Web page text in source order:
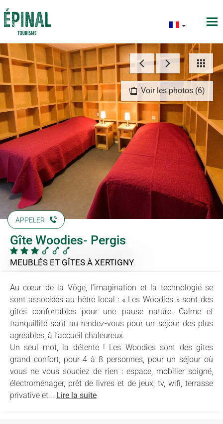
Voir les photos (6)
APPELER
Gîte Woodies- Pergis
MEUBLÉS ET GÎTES À XERTIGNY
Au cœur de la Vôge, l’imagination et la technologie se
sont associées au hêtre local : « Les Woodies » sont des
gîtes confortables pour une pause nature. Calme et
tranquillité sont au rendez-vous pour un séjour des plus
agréables, à l’accueil chaleureux.
Un seul mot, la détente ! Les Woodies sont des gîtes
grand confort, pour 4 à 8 personnes, pour un séjour où
vous ne vous souciez de rien : espace, mobilier soigné,
électroménager, prêt de livres et de jeux, tv, wifi, terrasse
privative et... Lire la suite